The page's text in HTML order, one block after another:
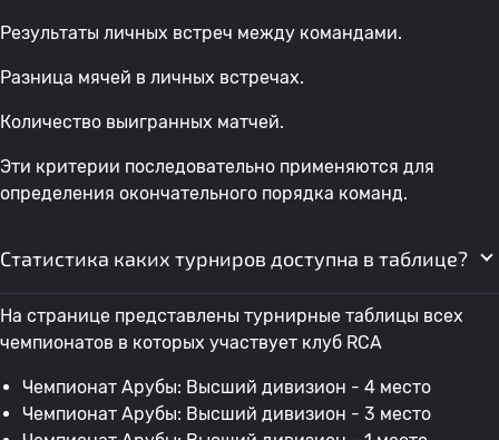
Результаты личных встреч между командами.
Разница мячей в личных встречах.
Количество выигранных матчей.
Эти критерии последовательно применяются для
определения окончательного порядка команд.
Статистика каких турниров доступна в таблице?
На странице представлены турнирные таблицы всех
чемпионатов в которых участвует клуб RCA
Чемпионат Арубы: Высший дивизион - 4 место
Чемпионат Арубы: Высший дивизион - 3 место